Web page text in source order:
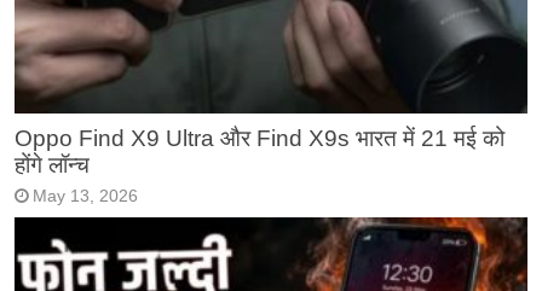
Oppo Find X9 Ultra और Find X9s भारत में 21 मई को
होंगे लॉन्च
May 13, 2026